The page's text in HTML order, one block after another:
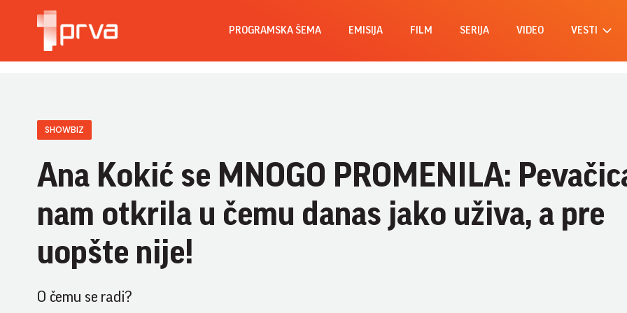
PROGRAMSKA ŠEMA EMISIJA FILM SERIJA VIDEO VESTI
SHOWBIZ
Ana Kokić se MNOGO PROMENILA:
nam otkrila u čemu danas jako uživa, a pre
uopšte nije!
O čemu se radi?